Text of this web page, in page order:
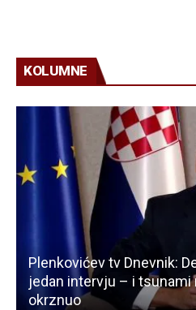
KOLUMNE
Plenkovićev tv Dnevnik:
jedan intervju – i tsunami
okrznuo